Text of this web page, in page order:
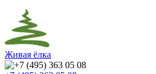
Живая ёлка